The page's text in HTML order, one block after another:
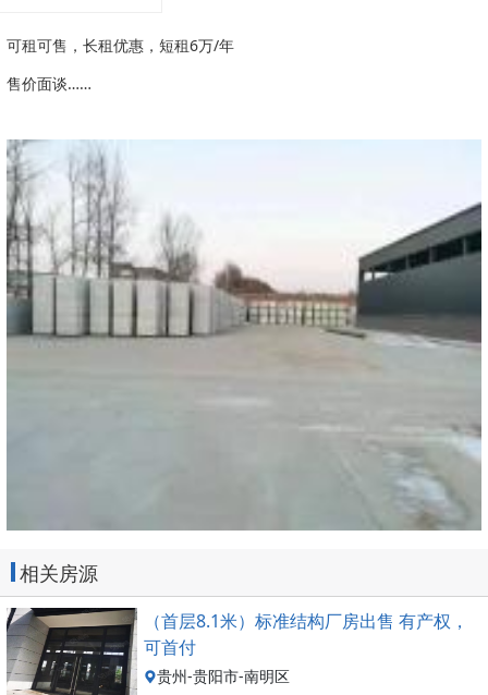
可租可售，长租优惠，短租6万/年
售价面谈……
相关房源
（首层8.1米）标准结构厂房出售 有产权，
可首付
贵州-贵阳市-南明区